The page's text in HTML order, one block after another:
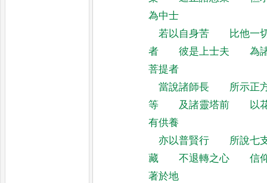
為中士
若以自身苦
比他一
者
彼是上士夫
為
菩提者
當說諸師長
所示正
等
及諸靈塔前
以
有供養
亦以普賢行
所說七
藏
不退轉之心
信
著於地